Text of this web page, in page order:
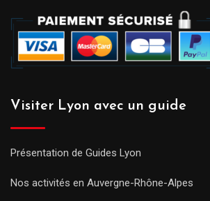
Visiter Lyon avec un guide
Présentation de Guides Lyon
Nos activités en Auvergne-Rhône-Alpes